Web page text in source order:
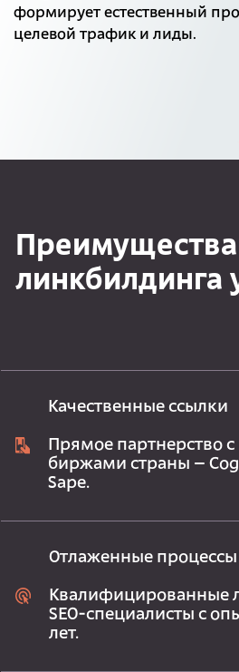
формирует естественный
целевой трафик и лиды.
Преимущества
линкбилдинга
Качественные ссылки
Прямое партнерство
биржами страны –
Sape.
Отлаженные
Квалифицированные
SEO-специалисты с
лет.